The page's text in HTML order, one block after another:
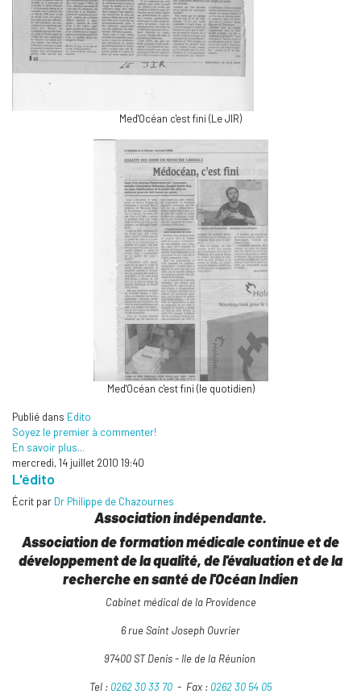
Med'Océan c'est fini (Le JIR)
Med'Océan c'est fini (le quotidien)
Publié dans Edito
Soyez le premier à commenter!
En savoir plus...
mercredi, 14 juillet 2010 19:40
L'édito
Écrit par Dr Philippe de Chazournes
Association indépendante.
Association de formation médicale continue et de
développement de la qualité, de l'évaluation et de la
recherche en santé de l'Océan Indien
Cabinet médical de la Providence
6 rue Saint Joseph Ouvrier
97400 ST Denis - Ile de la Réunion
Tel : 0262 30 33 70 - Fax : 0262 30 54 05